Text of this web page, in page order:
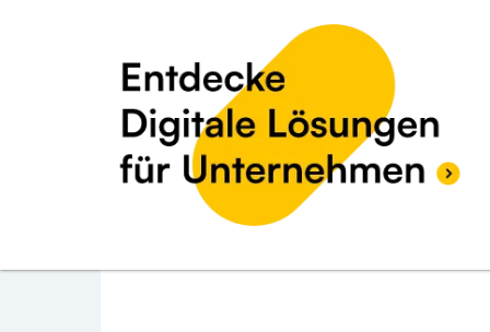
BEWERTUNG ABGEBEN
RS Immo GmbH
Oberregau 28 4844 Regau Vöcklabruck